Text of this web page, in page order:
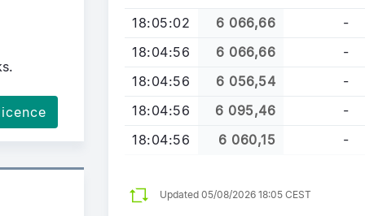
18:05:02 6 066,66 -
18:04:56
6 066,66 -
18:04:56
6 056,54 -
18:04:56
6 095,46 -
18:04:56
6 060,15 -
Updated 05/08/2026 18:05 CEST